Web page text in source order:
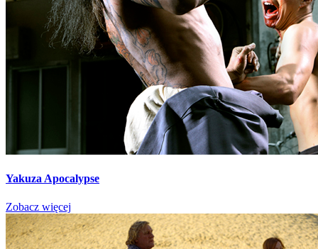
Yakuza Apocalypse
Zobacz więcej